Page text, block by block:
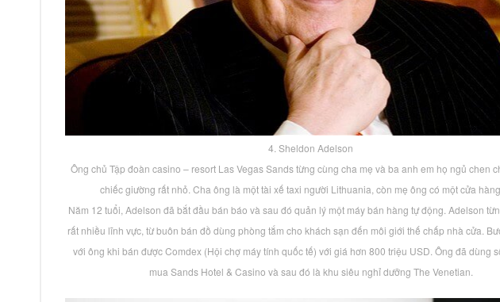
4. Sheldon Adelson
Ông chủ Tập đoàn casino – resort Las Vegas Sands từng cùng cha mẹ và ba anh em họ ngủ chen
chiếc giường rất nhỏ. Cha ông là một tài xế taxi người Lithuania, còn mẹ ông có một cửa
Năm 12 tuổi, Adelson đã bắt đầu bán báo và sau đó quản lý một máy bán hàng tự động. Adelson
rất nhiều lĩnh vực, từ buôn bán đồ dùng phòng tắm cho khách sạn đến môi giới thế chấp nhà cửa.
với ông khi bán được Comdex (Hội chợ máy tính quốc tế) với giá hơn 800 triệu USD. Ông đã dùng
mua Sands Hotel & Casino và sau đó là khu siêu nghỉ dưỡng The Venetian.